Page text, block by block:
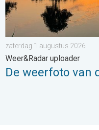
zaterdag 1 augustus 2026
Weer&Radar uploader
De weerfoto van